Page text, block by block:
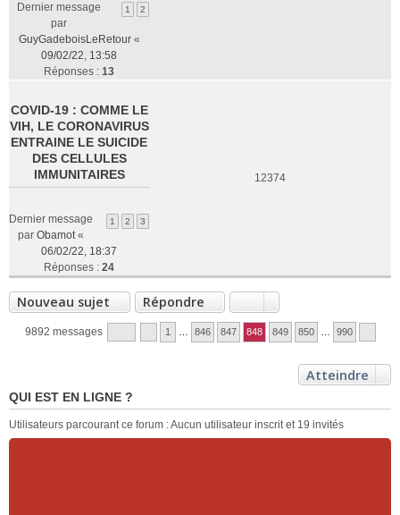
1 2
Dernier message
par
GuyGadeboisLeRetour«
09/02/22, 13:58
Réponses : 13
COVID-19 : COMME LE
VIH, LE CORONAVIRUS
ENTRAINE LE SUICIDE
DES CELLULES
IMMUNITAIRES
1 2 3
Dernier message
par Obamot«
06/02/22, 18:37
Réponses : 24
12374
Nouveau sujet Répondre
9892 messages 1 846 847 848 849 850 990
Atteindre
QUI EST EN LIGNE ?
Utilisateurs parcourant ce forum : Aucun utilisateur inscrit et 19 invités